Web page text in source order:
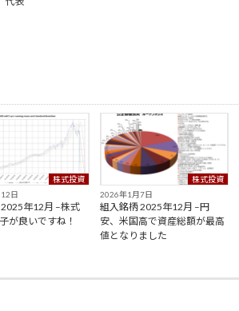
株式投資
日
年12月 –株式
が良いですね！
株式投資
2026年1月7日
組入銘柄 2025年12月 –円
安、米国高で資産総額が最高
値となりました